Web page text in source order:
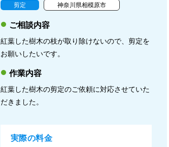
剪定 神奈川県相模原市
ご相談内容
紅葉した樹木の枝が取り除けないので、剪定を
お願いしたいです。
作業内容
紅葉した樹木の剪定のご依頼に対応させていた
だきました。
実際の料金